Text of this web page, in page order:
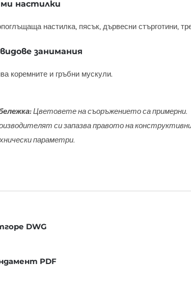
настилки
настилка, пясък, дървесни стърготини,
занимания
коремните и гръбни мускули.
Цветовете на съоръжението са примерни.
си запазва правото на
параметри.
DWG
PDF